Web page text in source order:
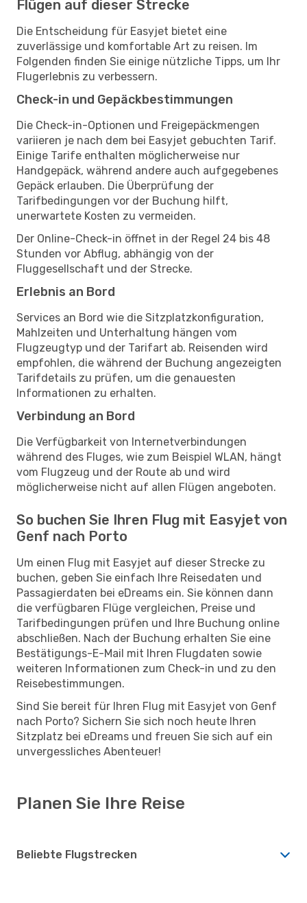
Flügen auf dieser Strecke
Die Entscheidung für Easyjet bietet eine
zuverlässige und komfortable Art zu reisen. Im
Folgenden finden Sie einige nützliche Tipps, um Ihr
Flugerlebnis zu verbessern.
Check-in und Gepäckbestimmungen
Die Check-in-Optionen und Freigepäckmengen
variieren je nach dem bei Easyjet gebuchten Tarif.
Einige Tarife enthalten möglicherweise nur
Handgepäck, während andere auch aufgegebenes
Gepäck erlauben. Die Überprüfung der
Tarifbedingungen vor der Buchung hilft,
unerwartete Kosten zu vermeiden.
Der Online-Check-in öffnet in der Regel 24 bis 48
Stunden vor Abflug, abhängig von der
Fluggesellschaft und der Strecke.
Erlebnis an Bord
Services an Bord wie die Sitzplatzkonfiguration,
Mahlzeiten und Unterhaltung hängen vom
Flugzeugtyp und der Tarifart ab. Reisenden wird
empfohlen, die während der Buchung angezeigten
Tarifdetails zu prüfen, um die genauesten
Informationen zu erhalten.
Verbindung an Bord
Die Verfügbarkeit von Internetverbindungen
während des Fluges, wie zum Beispiel WLAN, hängt
vom Flugzeug und der Route ab und wird
möglicherweise nicht auf allen Flügen angeboten.
So buchen Sie Ihren Flug mit Easyjet von
Genf nach Porto
Um einen Flug mit Easyjet auf dieser Strecke zu
buchen, geben Sie einfach Ihre Reisedaten und
Passagierdaten bei eDreams ein. Sie können dann
die verfügbaren Flüge vergleichen, Preise und
Tarifbedingungen prüfen und Ihre Buchung online
abschließen. Nach der Buchung erhalten Sie eine
Bestätigungs-E-Mail mit Ihren Flugdaten sowie
weiteren Informationen zum Check-in und zu den
Reisebestimmungen.
Sind Sie bereit für Ihren Flug mit Easyjet von Genf
nach Porto? Sichern Sie sich noch heute Ihren
Sitzplatz bei eDreams und freuen Sie sich auf ein
unvergessliches Abenteuer!
Planen Sie Ihre Reise
Beliebte Flugstrecken